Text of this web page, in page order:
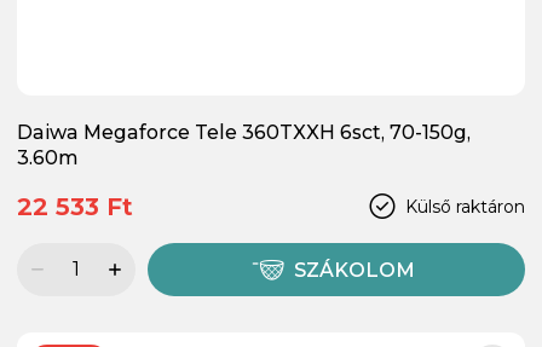
Daiwa Megaforce Tele 360TXXH 6sct, 70-150g,
3.60m
Külső raktáron
22 533 Ft
SZÁKOLOM